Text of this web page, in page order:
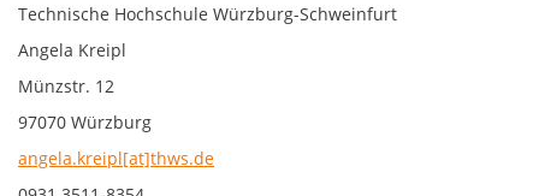
Technische Hochschule Würzburg-Schweinfurt
Angela Kreipl
Münzstr. 12
97070 Würzburg
angela.kreipl[at]thws.de